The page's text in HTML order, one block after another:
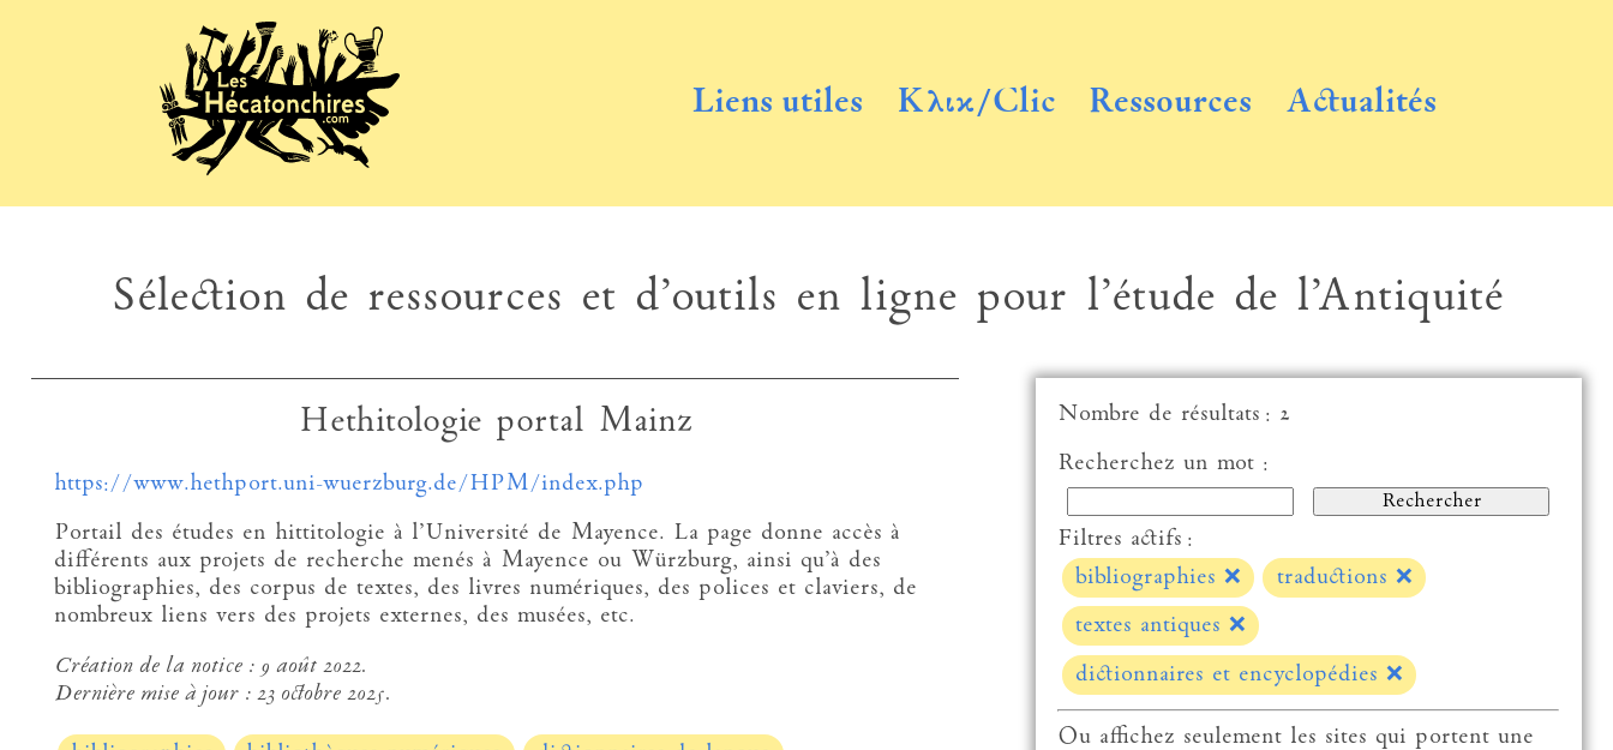
Liens utiles Κλικ/Clic Ressources Actualités
Sélection de ressources et d’outils en ligne pour l’étude de l’Antiquité
Hethitologie portal Mainz
https://www.hethport.uni-wuerzburg.de/HPM/index.php
Portail des études en hittitologie à l’Université de Mayence. La page donne accès à
différents aux projets de recherche menés à Mayence ou Würzburg, ainsi qu’à des
bibliographies, des corpus de textes, des livres numériques, des polices et claviers, de
nombreux liens vers des projets externes, des musées, etc.
Création de la notice : 9 août 2022.
Dernière mise à jour : 23 octobre 2025.
Nombre de résultats : 2
Recherchez un mot :
Filtres actifs :
bibliographies ❌ traductions ❌
textes antiques ❌
dictionnaires et encyclopédies ❌
Ou affichez seulement les sites qui portent une